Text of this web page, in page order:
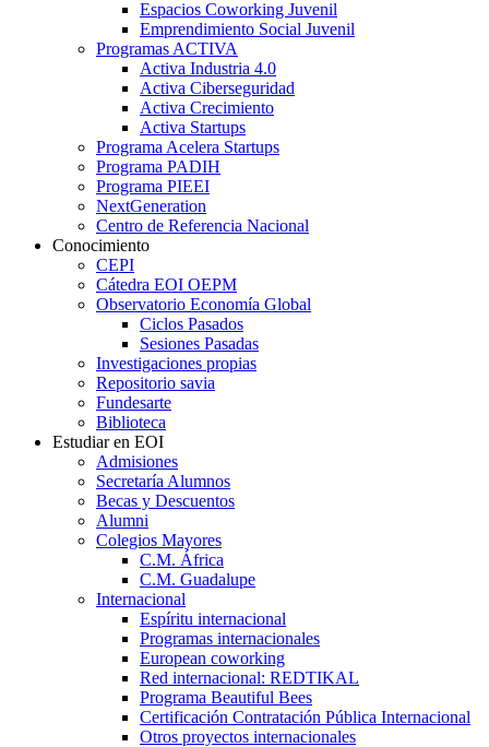
Espacios Coworking Juvenil
Emprendimiento Social Juvenil
Programas ACTIVA
Activa Industria 4.0
Activa Ciberseguridad
Activa Crecimiento
Activa Startups
Programa Acelera Startups
Programa PADIH
Programa PIEEI
NextGeneration
Centro de Referencia Nacional
Conocimiento
CEPI
Cátedra EOI OEPM
Observatorio Economía Global
Ciclos Pasados
Sesiones Pasadas
Investigaciones propias
Repositorio savia
Fundesarte
Biblioteca
Estudiar en EOI
Admisiones
Secretaría Alumnos
Becas y Descuentos
Alumni
Colegios Mayores
C.M. África
C.M. Guadalupe
Internacional
Espíritu internacional
Programas internacionales
European coworking
Red internacional: REDTIKAL
Programa Beautiful Bees
Certificación Contratación Pública Internacional
Otros proyectos internacionales